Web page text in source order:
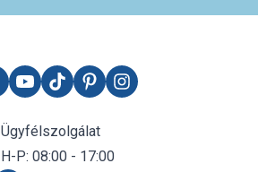
Ügyfélszolgálat
H-P: 08:00 - 17:00